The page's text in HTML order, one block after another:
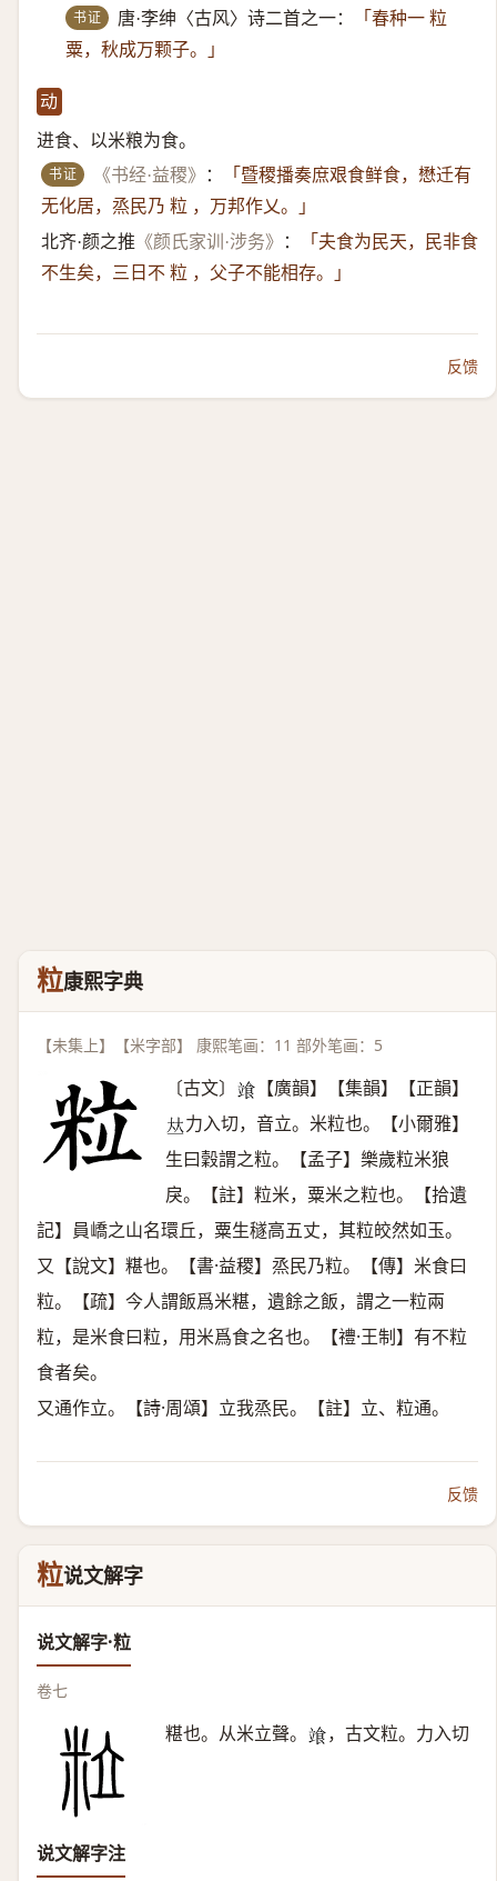
书证 唐·李绅〈古风〉诗二首之一：
「春种一 粒
粟，秋成万颗子。」
动
进食、以米粮为食。
书证 《书经·益稷》 ：
「暨稷播奏庶艰食鲜食，懋迁有
无化居，烝民乃 粒 ，万邦作乂。」
北齐·颜之推 《颜氏家训·涉务》 ：
「夫食为民天，民非食
不生矣，三日不 粒 ，父子不能相存。」
反馈
粒康熙字典
【未集上】【米字部】 康熙笔画：11 部外笔画：5
〔古文〕 𩚷
【廣韻】【集韻】【正韻】
𠀤力入切，音立。米粒也。【小爾雅】
生曰穀謂之粒。【孟子】樂歲粒米狼
戾。【註】粒米，粟米之粒也。【拾遺
記】員嶠之山名環丘，粟生穟高五丈，其粒皎然如玉。
又【說文】糂也。【書·益稷】烝民乃粒。【傳】米食曰
粒。【疏】今人謂飯爲米糂，遺餘之飯，謂之一粒兩
粒，是米食曰粒，用米爲食之名也。【禮·王制】有不粒
食者矣。
又通作立。【詩·周頌】立我烝民。【註】立、粒通。
反馈
粒说文解字
说文解字·粒
卷七
糂也。从米立聲。 𩚷 ，古文粒。力入切
说文解字注